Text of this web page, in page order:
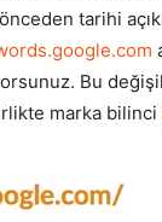
tarihi
Bu
marka bilinci